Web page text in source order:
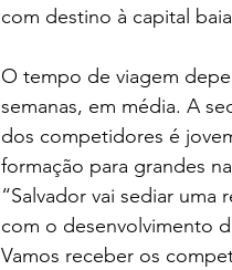
com destino à capital
O tempo de viagem
semanas, em média. A
dos competidores é
formação para grandes
“Salvador vai sediar
com o desenvolvimento
Vamos receber os